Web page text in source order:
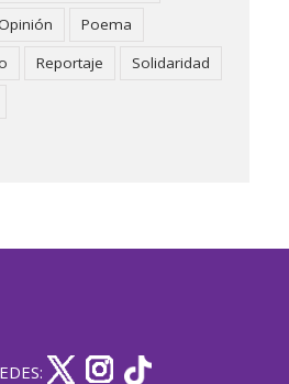
Poema
Reportaje
Solidaridad